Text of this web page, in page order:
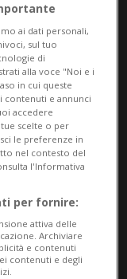
7 mesi
con un
ai dati personali,
sul tuo
di
alla voce "Noi e i
in cui queste
contenuti e annunci
accedere
scelte o per
le preferenze in
nel contesto del
l'Informativa
per fornire:
attiva delle
Archiviare
e contenuti
contenuti e degli